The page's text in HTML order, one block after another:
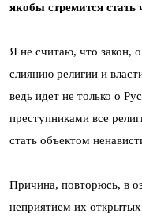
якобы стремится стать
Я не считаю, что закон,
слиянию религии и
ведь идет не только о
преступниками все
стать объектом
Причина, повторюсь, в
неприятием их